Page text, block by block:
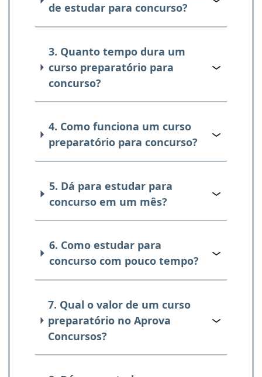
de estudar para concurso?
3. Quanto tempo dura um
curso preparatório para
concurso?
4. Como funciona um curso
preparatório para concurso?
5. Dá para estudar para
concurso em um mês?
6. Como estudar para
concurso com pouco tempo?
7. Qual o valor de um curso
preparatório no Aprova
Concursos?